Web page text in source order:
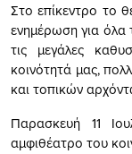
Στο επίκεντρο το
ενημέρωση για όλα
τις μεγάλες
κοινότητά μας,
και τοπικών
Παρασκευή 11
αμφιθέατρο του